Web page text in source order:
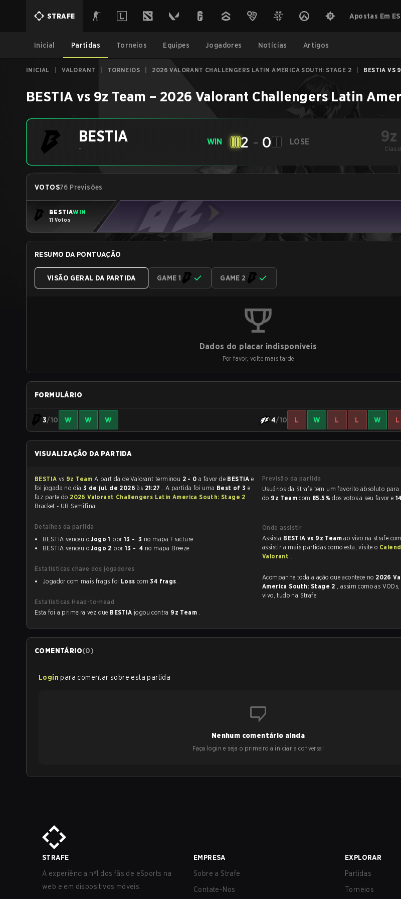
STRAFE Apostas Em
Inicial Partidas Torneios Equipes Jogadores Notícias Artigos
INICIAL VALORANT TORNEIOS 2026 VALORANT CHALLENGERS LATIN AMERICA SOUTH: STAGE 2 BESTIA VS
BESTIA vs 9z Team – 2026 Valorant Challengers Latin
BESTIA
-
WIN 2 - 0 LOSE 9z
VOTOS76 Previsões
BESTIAWIN
11 Votos
RESUMO DA PONTUAÇÃO
VISÃO GERAL DA PARTIDA GAME 1 GAME 2
Dados do placar indisponíveis
Por favor, volte mais tarde
FORMULÁRIO
3/10 W W W 4/10 L W L L W L
VISUALIZAÇÃO DA PARTIDA
BESTIA vs 9z Team A partida de Valorant terminou 2 - 0 a favor de BESTIAe
foi jogada no dia3 de jul. de 2026às 21:27 . A partida foi uma Best of 3 e
faz parte do 2026 Valorant Challengers Latin America South: Stage 2
Bracket - UB Semifinal.
Detalhes da partida
BESTIA venceu oJogo 1 por 13 - 3 no mapa Fracture
BESTIA venceu oJogo 2 por 13 - 4 no mapa Breeze
Estatísticas chave dos jogadores
Jogador com mais frags foi Loss com34 frags.
Estatísticas Head-to-head
Esta foi a primeira vez que BESTIA jogou contra 9z Team .
Previsão da partida
Usuários da Strafe tem um favorito absoluto para a partida, e preveem a vitória
do 9z Teamcom 85.5%dos votos a seu favor e
.
Onde assistir
Assista BESTIA vs 9z Teamao vivo na
assistir a mais partidas como esta, visite o
Valorant .
Acompanhe toda a ação que acontece no 2026
America South: Stage 2 , assim como as VODs, destaques e transmissões ao
vivo, tudo na Strafe.
COMENTÁRIO(0)
Login para comentar sobre esta partida
Nenhum comentário ainda
Faça login e seja o primeiro a iniciar a conversa!
STRAFE
A experiência nº1 dos fãs de eSports na
web e em dispositivos móveis.
EMPRESA
Sobre a Strafe
Contate-Nos
EXPLORAR
Partidas
Torneios